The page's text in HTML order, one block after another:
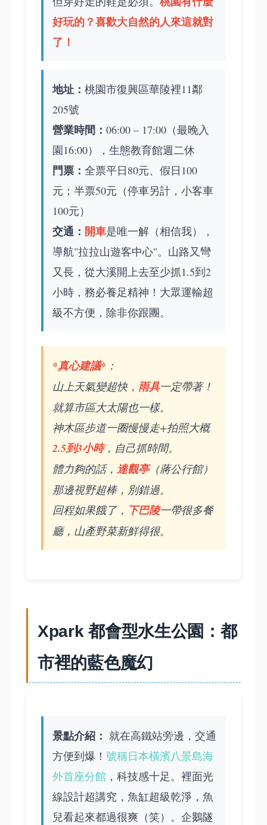
好玩的？喜歡大自然的人來這就對
了！
地址： 桃園市復興區華陵裡11鄰
205號
營業時間： 06:00 – 17:00（最晚入
園16:00），生態教育館週二休
門票： 全票平日80元、假日100
元；半票50元（停車另計，小客車
100元）
交通： 開車是唯一解（相信我），
導航"拉拉山遊客中心"。山路又彎
又長，從大溪開上去至少抓1.5到2
小時，務必養足精神！大眾運輸超
級不方便，除非你跟團。
*真心建議* ：
山上天氣變超快， 雨具一定帶著！
就算市區大太陽也一樣。
神木區步道一圈慢慢走+拍照大概
2.5到3小時，自己抓時間。
體力夠的話， 達觀亭（蔣公行館）
那邊視野超棒，別錯過。
回程如果餓了， 下巴陵一帶很多餐
廳，山產野菜新鮮得很。
Xpark 都會型水生公園：都
市裡的藍色魔幻
景點介紹： 就在高鐵站旁邊，交通
方便到爆！ 號稱日本橫濱八景島海
外首座分館 ，科技感十足。裡面光
線設計超講究，魚缸超級乾淨，魚
兒看起來都過很爽（笑）。企鵝隧